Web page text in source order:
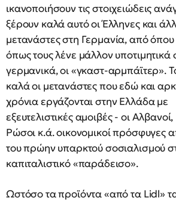
ικανοποιήσουν τις στοιχειώδεις
ξέρουν καλά αυτό οι Έλληνες και
μετανάστες στη Γερμανία, από όπου
όπως τους λένε μάλλον υποτιμητικά
γερμανικά, οι «γκαστ-αρμπάϊτερ».
καλά οι μετανάστες που εδώ και
χρόνια εργάζονται στην Ελλάδα με
εξευτελιστικές αμοιβές - οι
Ρώσοι κ.ά. οικονομικοί πρόσφυγες
του πρώην υπαρκτού σοσιαλισμού
καπιταλιστικό «παράδεισο».
Ωστόσο τα προϊόντα «από τα Lidl»